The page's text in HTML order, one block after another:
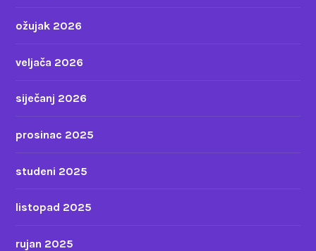
ožujak 2026
veljača 2026
siječanj 2026
prosinac 2025
studeni 2025
listopad 2025
rujan 2025